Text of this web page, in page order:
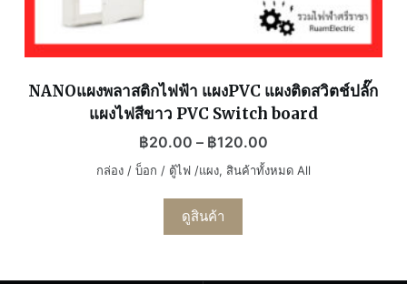
NANOแผงพลาสติกไฟฟ้า แผงPVC แผงติดสวิตช์ปลั๊ก
แผงไฟสีขาว PVC Switch board
฿20.00 – ฿120.00
กล่อง / บ็อก / ตู้ไฟ /แผง, สินค้าทั้งหมด All
ดูสินค้า